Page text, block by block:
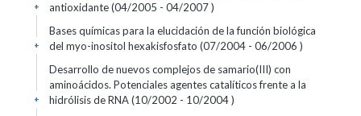
antioxidante (04/2005 - 04/2007 )
+
Bases químicas para la elucidación de la función biológica
del myo-inositol hexakisfosfato (07/2004 - 06/2006 )
+
Desarrollo de nuevos complejos de samario(III) con
aminoácidos. Potenciales agentes catalíticos frente a la
hidrólisis de RNA (10/2002 - 10/2004 )
+